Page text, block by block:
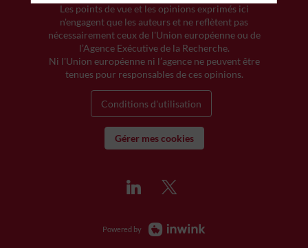
Les points de vue et les opinions exprimés ici
n'engagent que les auteurs et ne reflètent pas
nécessairement ceux de l'Union européenne ou de
l’Agence Exécutive de la Recherche.
Ni l'Union européenne ni l’agence ne peuvent être
tenues pour responsables de ces opinions.
Conditions d'utilisation
Gérer mes cookies
Powered by